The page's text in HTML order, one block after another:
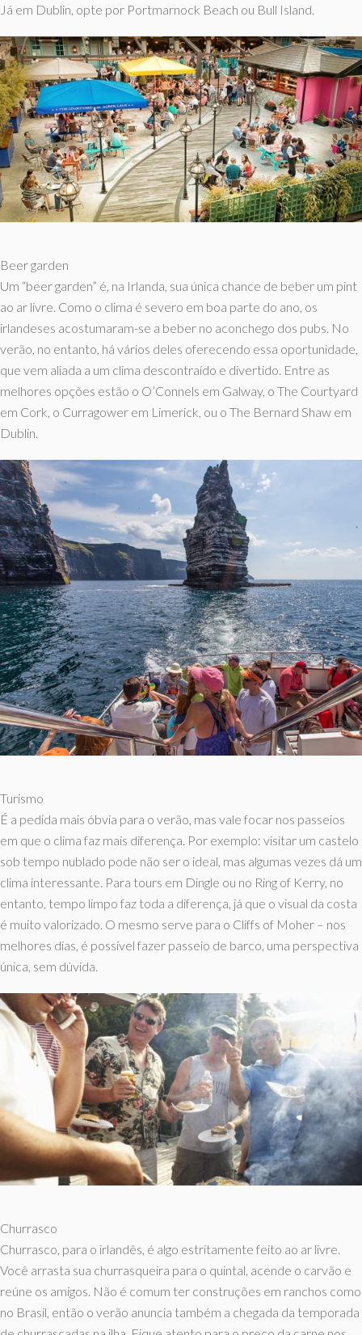
Já em Dublin, opte por Portmarnock Beach ou Bull Island.
Beer garden
Um “beer garden” é, na Irlanda, sua única chance de beber um pint
ao ar livre. Como o clima é severo em boa parte do ano, os
irlandeses acostumaram-se a beber no aconchego dos pubs. No
verão, no entanto, há vários deles oferecendo essa oportunidade,
que vem aliada a um clima descontraído e divertido. Entre as
melhores opções estão o O’Connels em Galway, o The Courtyard
em Cork, o Curragower em Limerick, ou o The Bernard Shaw em
Dublin.
Turismo
É a pedida mais óbvia para o verão, mas vale focar nos passeios
em que o clima faz mais diferença. Por exemplo: visitar um castelo
sob tempo nublado pode não ser o ideal, mas algumas vezes dá um
clima interessante. Para tours em Dingle ou no Ring of Kerry, no
entanto, tempo limpo faz toda a diferença, já que o visual da costa
é muito valorizado. O mesmo serve para o Cliffs of Moher – nos
melhores dias, é possível fazer passeio de barco, uma perspectiva
única, sem dúvida.
Churrasco
Churrasco, para o irlandês, é algo estritamente feito ao ar livre.
Você arrasta sua churrasqueira para o quintal, acende o carvão e
reúne os amigos. Não é comum ter construções em ranchos como
no Brasil, então o verão anuncia também a chegada da temporada